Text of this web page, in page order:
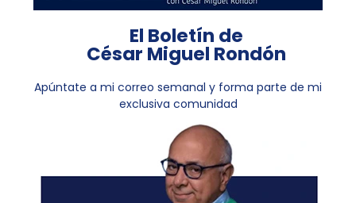
El Boletín de
César Miguel Rondón
Apúntate a mi correo semanal y forma parte de mi
exclusiva comunidad